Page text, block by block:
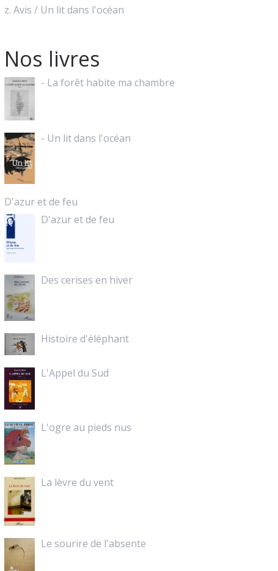
z. Avis / Un lit dans l'océan
Nos livres
- La forêt habite ma chambre
- Un lit dans l'océan
D'azur et de feu
D'azur et de feu
Des cerises en hiver
Histoire d'éléphant
L'Appel du Sud
L'ogre au pieds nus
La lèvre du vent
Le sourire de l'absente